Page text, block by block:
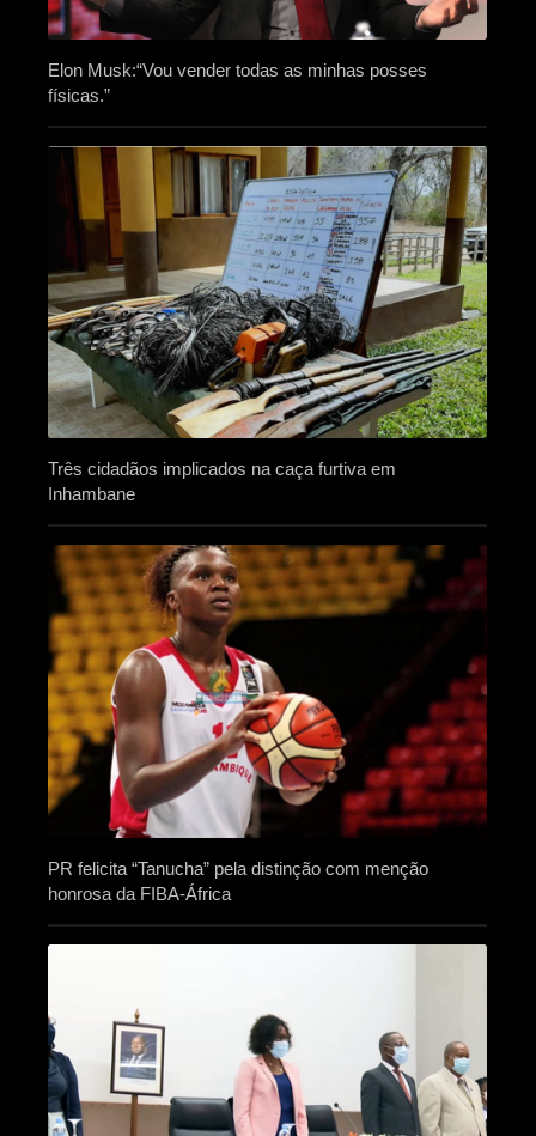
Elon Musk:“Vou vender todas as minhas posses
físicas.”
Três cidadãos implicados na caça furtiva em
Inhambane
PR felicita “Tanucha” pela distinção com menção
honrosa da FIBA-África